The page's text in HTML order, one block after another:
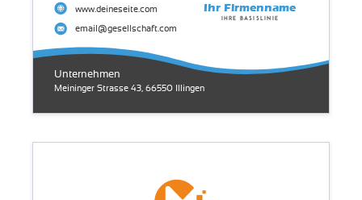
Meininger Strasse 43, 66550 Illingen
Unternehmen
www.deineseite.com
email@gesellschaft.com
Ihr Firmenname
Ihre Basislinie